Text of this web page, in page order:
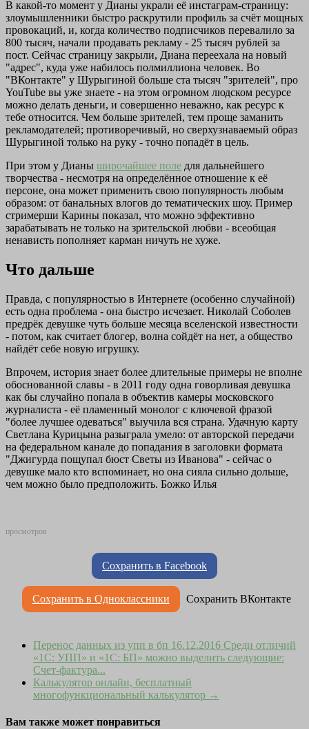
В какой-то момент у Дианы украли её инстаграм-страницу:
злоумышленники быстро раскрутили профиль за счёт мощных
провокаций, и, когда количество подписчиков перевалило за
800 тысяч, начали продавать рекламу - 25 тысяч рублей за
пост. Сейчас страницу закрыли, Диана переехала на новый
"адрес", куда уже набилось полмиллиона человек. Во
"ВКонтакте" у Шурыгиной больше ста тысяч "зрителей", про
YouTube вы уже знаете - на этом огромном людском ресурсе
можно делать деньги, и совершенно неважно, как ресурс к
тебе относится. Чем больше зрителей, тем проще заманить
рекламодателей; противоречивый, но сверхузнаваемый образ
Шурыгиной только на руку - точно попадёт в цель.
При этом у Дианы широчайшее поле для дальнейшего
творчества - несмотря на определённое отношение к её
персоне, она может применить свою популярность любым
образом: от банальных влогов до тематических шоу. Пример
стримерши Карины показал, что можно эффективно
зарабатывать не только на зрительской любви - всеобщая
ненависть пополняет карман ничуть не хуже.
Что дальше
Правда, с популярностью в Интернете (особенно случайной)
есть одна проблема - она быстро исчезает. Николай Соболев
предрёк девушке чуть больше месяца вселенской известности
- потом, как считает блогер, волна сойдёт на нет, а общество
найдёт себе новую игрушку.
Впрочем, история знает более длительные примеры не вполне
обоснованной славы - в 2011 году одна говорливая девушка
как бы случайно попала в объектив камеры московского
журналиста - её пламенный монолог с ключевой фразой
"более лучшее одеваться" выучила вся страна. Удачную карту
Светлана Курицына разыграла умело: от авторской передачи
на федеральном канале до попадания в заголовки формата
"Джигурда пощупал бюст Светы из Иванова" - сейчас о
девушке мало кто вспоминает, но она сияла сильно дольше,
чем можно было предположить. Божко Илья
просмотров
Сохранить в Facebook
Сохранить в Одноклассники Сохранить ВКонтакте
Перенос данных из упп в бп 16.12.2016 Среди отличий
«1С: УПП» и «1С: БП» можно выделить следующие:
Счет-фактура...
Калькулятор онлайн, бесплатный
многофункциональный калькулятор →
Вам также может понравиться